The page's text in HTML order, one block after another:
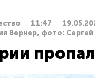
11:47
Вернер, фото: